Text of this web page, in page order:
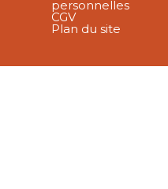
personnelles
CGV
Plan du site